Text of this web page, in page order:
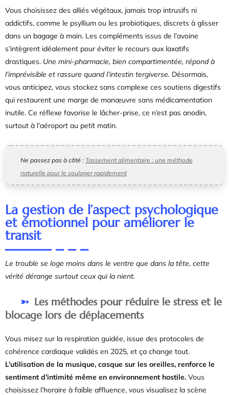
Vous choisissez des alliés végétaux, jamais trop intrusifs ni
addictifs, comme le psyllium ou les probiotiques, discrets à glisser
dans un bagage à main. Les compléments issus de l’avoine
s’intègrent idéalement pour éviter le recours aux laxatifs
drastiques. Une mini-pharmacie, bien compartimentée, répond à
l’imprévisible et rassure quand l’intestin tergiverse. Désormais,
vous anticipez, vous stockez sans complexe ces soutiens digestifs
qui restaurent une marge de manœuvre sans médicamentation
inutile. Ce réflexe favorise le lâcher-prise, ce n’est pas anodin,
surtout à l’aéroport au petit matin.
Ne passez pas à côté : Tassement alimentaire : une méthode
naturelle pour le soulager rapidement
La gestion de l’aspect psychologique
et émotionnel pour améliorer le
transit
Le trouble se loge moins dans le ventre que dans la tête, cette
vérité dérange surtout ceux qui la nient.
Les méthodes pour réduire le stress et le
blocage lors de déplacements
Vous misez sur la respiration guidée, issue des protocoles de
cohérence cardiaque validés en 2025, et ça change tout.
L’utilisation de la musique, casque sur les oreilles, renforce le
sentiment d’intimité même en environnement hostile. Vous
choisissez l’horaire à faible affluence, vous visualisez la scène